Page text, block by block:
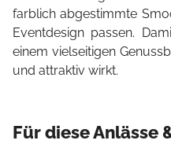
farblich abgestimmte
Eventdesign passen.
einem vielseitigen
und attraktiv wirkt.
Für diese Anlässe